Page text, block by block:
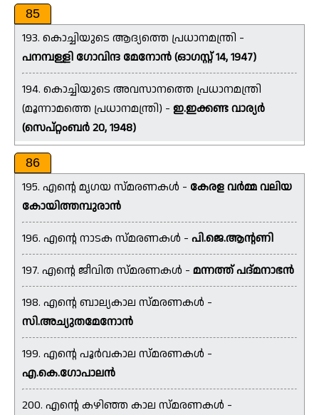
85
193. കൊച്ചിയുടെ ആദ്യത്തെ പ്രധാനമന്ത്രി -
പനമ്പള്ളി ഗോവിന്ദ മേനോൻ (ഓഗസ്റ്റ് 14, 1947)
194. കൊച്ചിയുടെ അവസാനത്തെ പ്രധാനമന്ത്രി
(മൂന്നാമത്തെ പ്രധാനമന്ത്രി) - ഇ.ഇക്കണ്ട വാര്യർ
(സെപ്റ്റംബർ 20, 1948)
86
195. എൻ്റെ മൃഗയ സ്മരണകൾ - കേരള വർമ്മ വലിയ
കോയിത്തമ്പുരാൻ
196. എൻ്റെ നാടക സ്മരണകൾ - പി.ജെ.ആന്റണി
197. എൻ്റെ ജീവിത സ്മരണകൾ - മന്നത്ത് പദ്മനാഭൻ
198. എൻ്റെ ബാല്യകാല സ്മരണകൾ -
സി.അച്യുതമേനോൻ
199. എൻ്റെ പൂർവകാല സ്മരണകൾ -
എ.കെ.ഗോപാലൻ
200. എൻ്റെ കഴിഞ്ഞ കാല സ്മരണകൾ -